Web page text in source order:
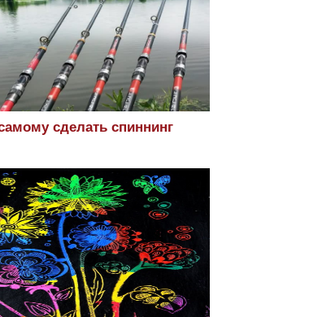
сделать спиннинг